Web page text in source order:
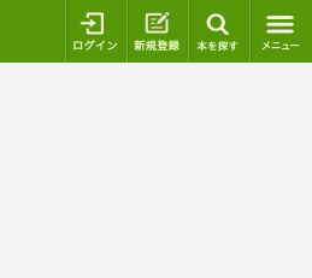
ログイン 新規登録